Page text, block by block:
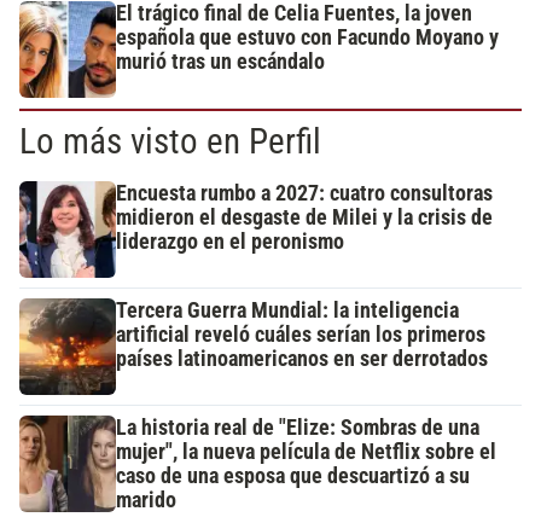
El trágico final de Celia Fuentes, la joven
española que estuvo con Facundo Moyano y
murió tras un escándalo
Lo más visto en Perfil
Encuesta rumbo a 2027: cuatro consultoras
midieron el desgaste de Milei y la crisis de
liderazgo en el peronismo
Tercera Guerra Mundial: la inteligencia
artificial reveló cuáles serían los primeros
países latinoamericanos en ser derrotados
La historia real de "Elize: Sombras de una
mujer", la nueva película de Netflix sobre el
caso de una esposa que descuartizó a su
marido